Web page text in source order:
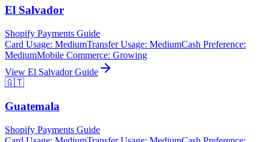
El Salvador
Shopify Payments Guide
Card Usage: MediumTransfer Usage: MediumCash Preference:
MediumMobile Commerce: Growing
View El SalvadorGuide
🇬🇹
Guatemala
Shopify Payments Guide